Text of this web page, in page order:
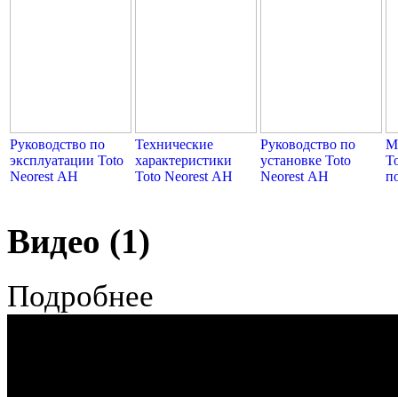
Руководство по
эксплуатации Toto
Neorest АH
Технические
характеристики
Toto Neorest АH
Руководство по
установке Toto
Neorest АH
Видео (1)
Подробнее